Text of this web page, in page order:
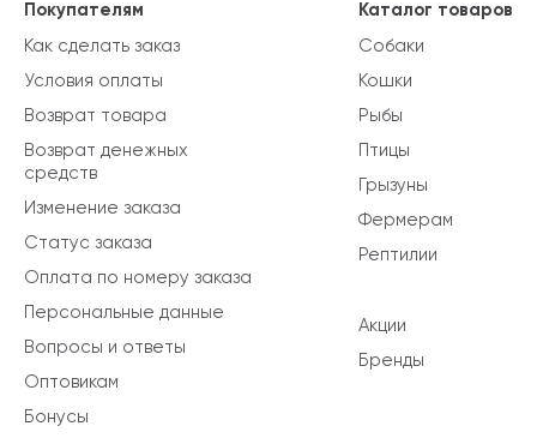
Каталог товаров
Собаки
Кошки
Рыбы
Птицы
Грызуны
Фермерам
Рептилии
Акции
Бренды
Покупателям
Как сделать заказ
Условия оплаты
Возврат товара
Возврат денежных
средств
Изменение заказа
Статус заказа
Оплата по номеру заказа
Персональные данные
Вопросы и ответы
Оптовикам
Бонусы